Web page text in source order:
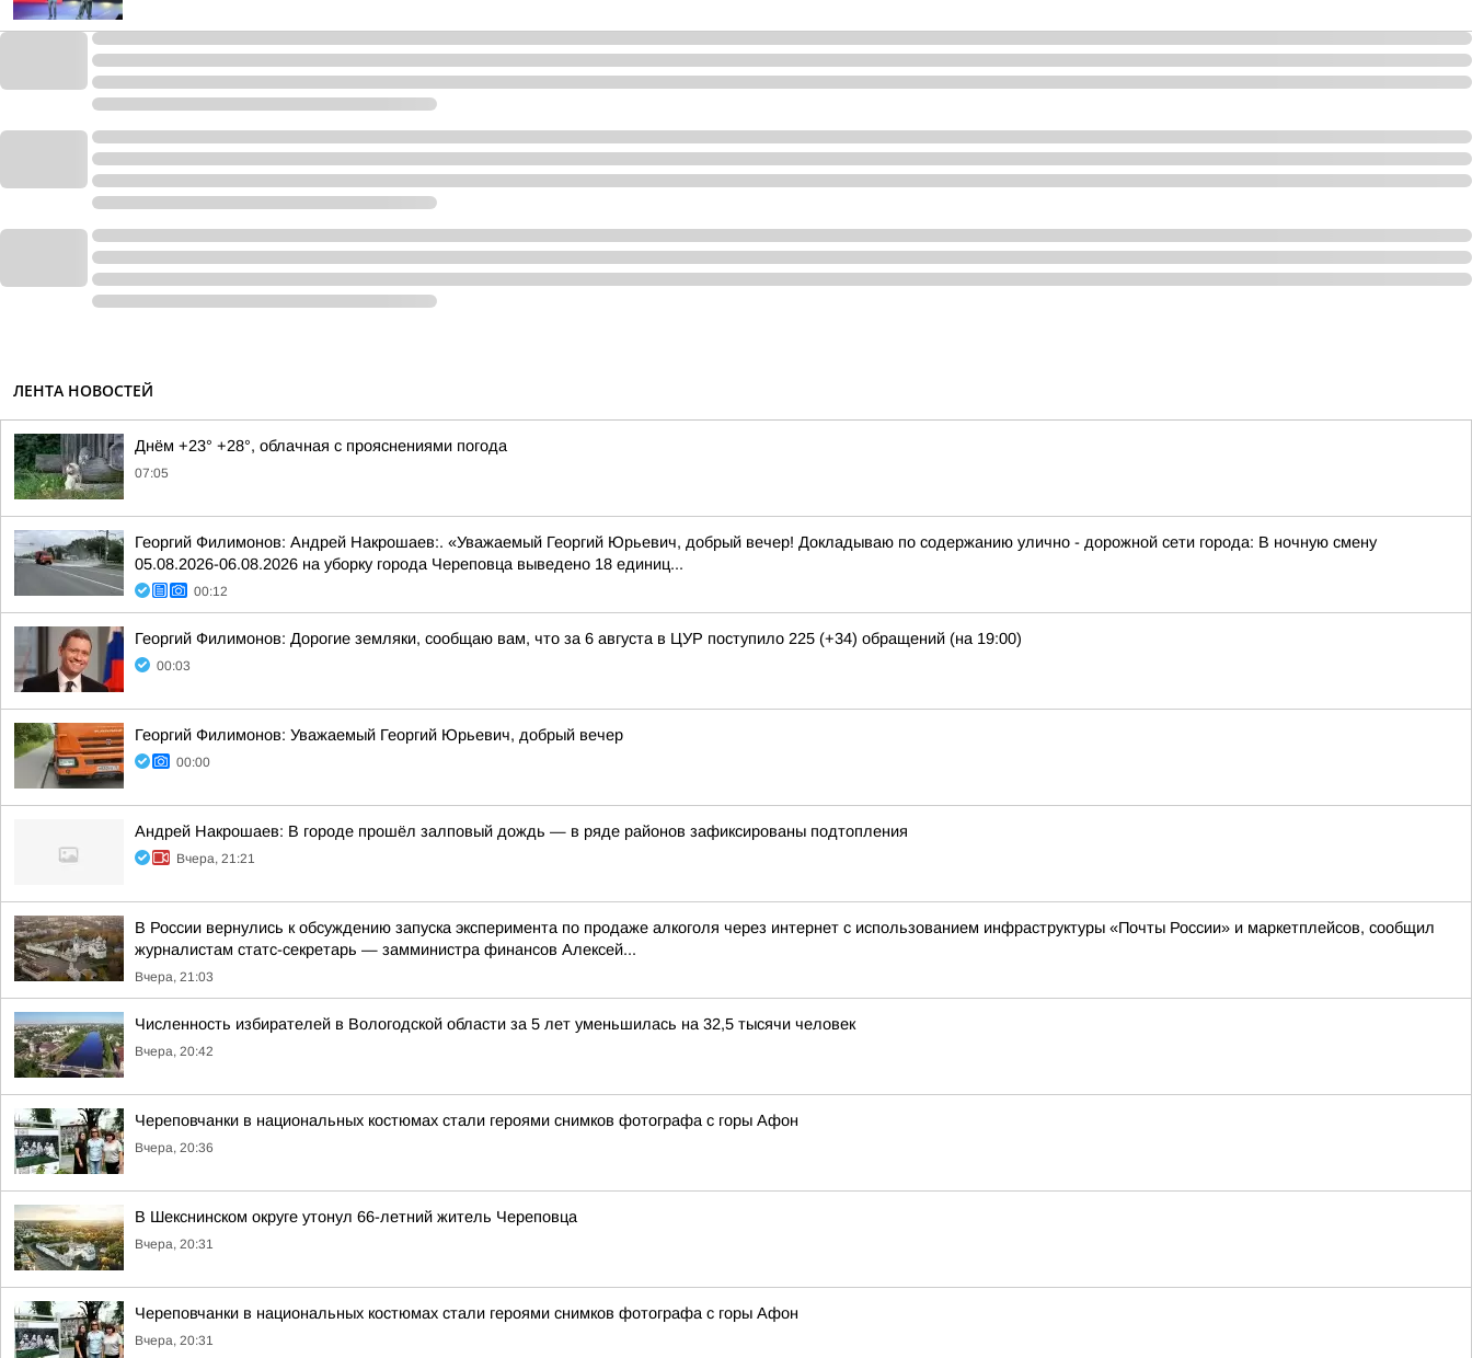
ЛЕНТА НОВОСТЕЙ
Днём +23° +28°, облачная с прояснениями погода
07:05
Георгий Филимонов: Андрей Накрошаев:. «Уважаемый Георгий Юрьевич, добрый вечер! Докладываю по содержанию улично - дорожной сети города: В ночную смену
05.08.2026-06.08.2026 на уборку города Череповца выведено 18 единиц...
00:12
Георгий Филимонов: Дорогие земляки, сообщаю вам, что за 6 августа в ЦУР поступило 225 (+34) обращений (на 19:00)
00:03
Георгий Филимонов: Уважаемый Георгий Юрьевич, добрый вечер
00:00
Андрей Накрошаев: В городе прошёл залповый дождь — в ряде районов зафиксированы подтопления
Вчера, 21:21
В России вернулись к обсуждению запуска эксперимента по продаже алкоголя через интернет с использованием инфраструктуры «Почты России» и маркетплейсов, сообщил
журналистам статс-секретарь — замминистра финансов Алексей...
Вчера, 21:03
Численность избирателей в Вологодской области за 5 лет уменьшилась на 32,5 тысячи человек
Вчера, 20:42
Череповчанки в национальных костюмах стали героями снимков фотографа с горы Афон
Вчера, 20:36
В Шекснинском округе утонул 66-летний житель Череповца
Вчера, 20:31
Череповчанки в национальных костюмах стали героями снимков фотографа с горы Афон
Вчера, 20:31